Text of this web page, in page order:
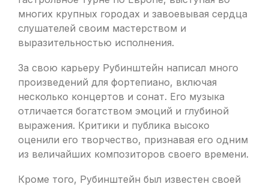
многих крупных городах и завоевывая сердца
слушателей своим мастерством и
выразительностью исполнения.
За свою карьеру Рубинштейн написал много
произведений для фортепиано, включая
несколько концертов и сонат. Его музыка
отличается богатством эмоций и глубиной
выражения. Критики и публика высоко
оценили его творчество, признавая его одним
из величайших композиторов своего времени.
Кроме того, Рубинштейн был известен своей